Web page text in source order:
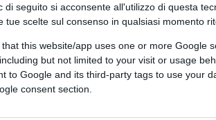
di seguito si acconsente all'utilizzo di questa
tue scelte sul consenso in qualsiasi momento
that this website/app uses one or more Google
but not limited to your visit or usage
to Google and its third-party tags to use your
consent section.
su Google CLICCA
la fine dei termini entro i quali l’